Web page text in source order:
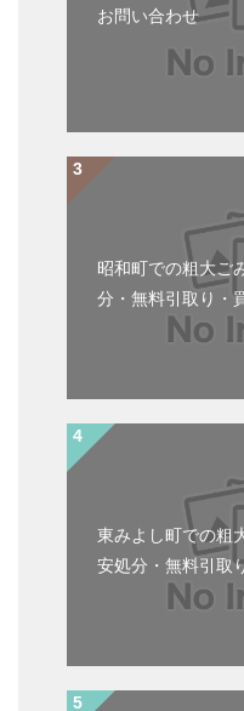
お問い合わせ
昭和町での粗大ご
分・無料引取り・
東みよし町での粗
安処分・無料引取